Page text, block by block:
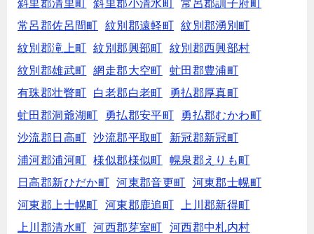
斜里郡清里町
斜里郡小清水町
常呂郡訓子府町
常呂郡佐呂間町
紋別郡遠軽町
紋別郡湧別町
紋別郡滝上町
紋別郡興部町
紋別郡西興部村
紋別郡雄武町
網走郡大空町
虻田郡豊浦町
有珠郡壮瞥町
白老郡白老町
勇払郡厚真町
虻田郡洞爺湖町
勇払郡安平町
勇払郡むかわ町
沙流郡日高町
沙流郡平取町
新冠郡新冠町
浦河郡浦河町
様似郡様似町
幌泉郡えりも町
日高郡新ひだか町
河東郡音更町
河東郡士幌町
河東郡上士幌町
河東郡鹿追町
上川郡新得町
上川郡清水町
河西郡芽室町
河西郡中札内村